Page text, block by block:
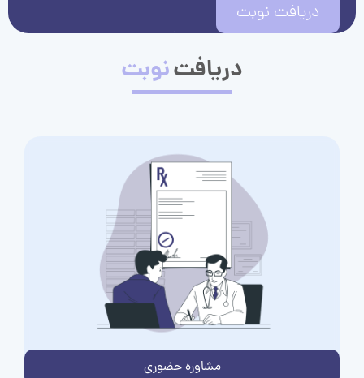
دریافت نوبت
دریافتنوبت
مشاوره حضوری